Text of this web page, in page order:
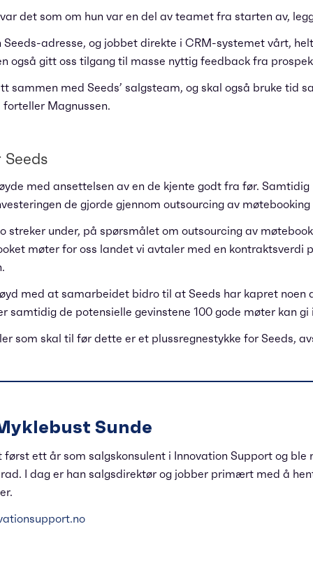
det som om hun var en del av teamet fra starten av,
adresse, og jobbet direkte i CRM-systemet vårt,
også gitt oss tilgang til masse nyttig feedback fra
sammen med Seeds’ salgsteam, og skal også bruke tid
Magnussen.
med ansettelsen av en de kjente godt fra før.
de gjorde gjennom outsourcing av
streker under, på spørsmålet om outsourcing av
møter for oss landet vi avtaler med en kontraktsverdi
med at samarbeidet bidro til at Seeds har kapret noen
samtidig de potensielle gevinstene 100 gode møter kan
som skal til før dette er et plussregnestykke for Seeds,
Sunde
først ett år som salgskonsulent i Innovation Support og ble
I dag er han salgsdirektør og jobber primært med å